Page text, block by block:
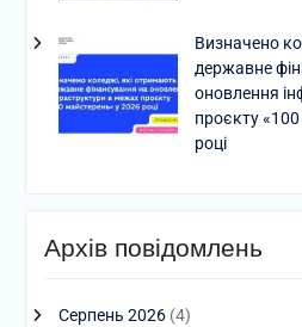
Визначено
державне
оновлення
проєкту
році
Архів повідомлень
Серпень 2026(4)